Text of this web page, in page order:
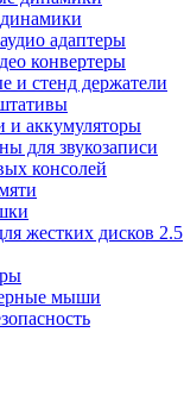
адаптеры
конвертеры
и стенд держатели
и аккумуляторы
для звукозаписи
консолей
жестких дисков 2.5
мыши